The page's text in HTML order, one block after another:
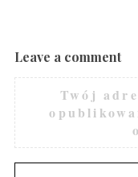
Leave a comment
Twój